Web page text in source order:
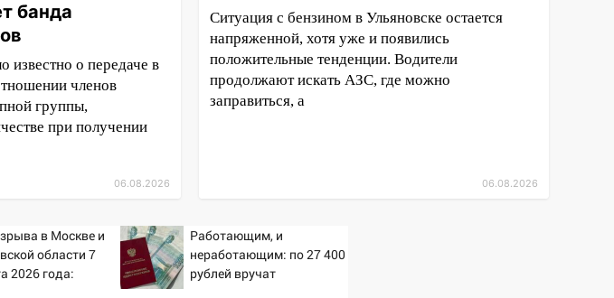
банда
известно о передаче в
членов
группы,
при получении
06.08.2026
Ситуация с бензином в Ульяновске остается
напряженной, хотя уже и появились
положительные тенденции. Водители
продолжают искать АЗС, где можно
заправиться, а
06.08.2026
в Москве и
области 7
2026 года:
Работающим, и
неработающим: по 27 400
рублей вручат